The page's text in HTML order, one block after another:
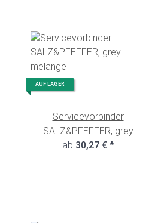
AUF LAGER
Servicevorbinder
SALZ&PFEFFER, grey
melange
ab 30,27 € *